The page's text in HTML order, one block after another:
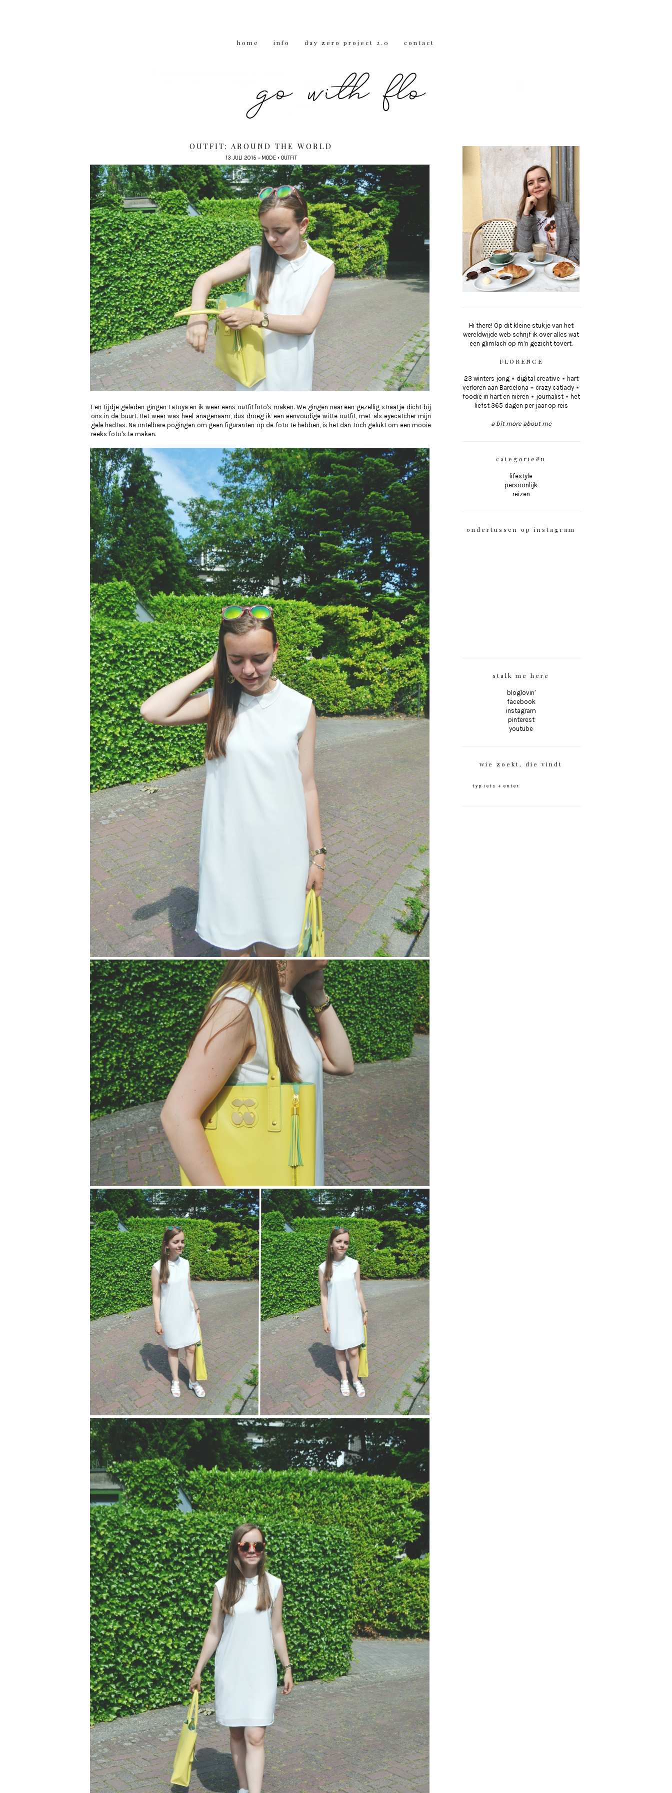
home info day zero project 2.0 contact
OUTFIT: AROUND THE WORLD
13 JULI 2015 • MODE• OUTFIT
Een tijdje geleden gingen Latoya en ik weer eens outfitfoto's maken. We gingen naar een gezellig straatje dicht bij
ons in de buurt. Het weer was heel anagenaam, dus droeg ik een eenvoudige witte outfit, met als eyecatcher mijn
gele hadtas. Na ontelbare pogingen om geen figuranten op de foto te hebben, is het dan toch gelukt om een mooie
reeks foto's te maken.
Hi there! Op dit kleine stukje van het
wereldwijde web schrijf ik over alles wat
een glimlach op m’n gezicht tovert.
FLORENCE
23 winters jong ⋆ digital creative ⋆ hart
verloren aan Barcelona ⋆ crazy catlady ⋆
foodie in hart en nieren ⋆ journalist ⋆ het
liefst 365 dagen per jaar op reis
a bit more about me
categorieën
lifestyle
persoonlijk
reizen
ondertussen op instagram
stalk me here
bloglovin'
facebook
instagram
pinterest
youtube
wie zoekt, die vindt